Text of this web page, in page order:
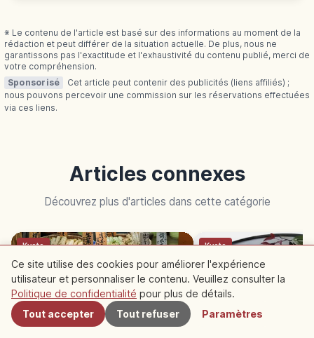
※ Le contenu de l'article est basé sur des informations au moment de la
rédaction et peut différer de la situation actuelle. De plus, nous ne
garantissons pas l'exactitude et l'exhaustivité du contenu publié, merci de
votre compréhension.
Sponsorisé
Cet article peut contenir des publicités (liens affiliés) ;
nous pouvons percevoir une commission sur les réservations effectuées
via ces liens.
Articles connexes
Découvrez plus d'articles dans cette catégorie
Kyoto Kyoto
À proximité
Ce site utilise des cookies pour améliorer l'expérience
utilisateur et personnaliser le contenu. Veuillez consulter la
Politique de confidentialité pour plus de détails.
Tout accepter
Tout refuser Paramètres